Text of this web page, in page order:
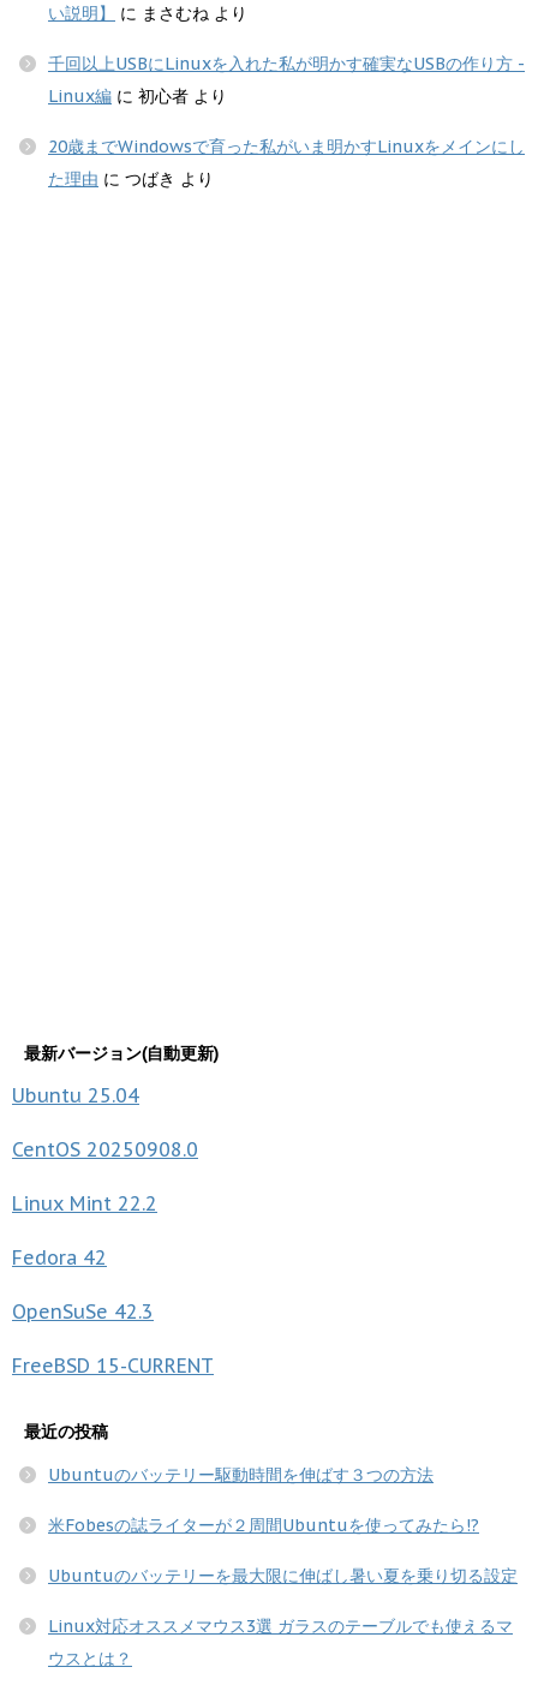
い説明】
に まさむね より
千回以上USBにLinuxを入れた私が明かす確実なUSBの作り方 -
Linux編 に 初心者 より
20歳までWindowsで育った私がいま明かすLinuxをメインにし
た理由 に つばき より
最新バージョン(自動更新)
Ubuntu 25.04
CentOS 20250908.0
Linux Mint 22.2
Fedora 42
OpenSuSe 42.3
FreeBSD 15-CURRENT
最近の投稿
Ubuntuのバッテリー駆動時間を伸ばす３つの方法
米Fobesの誌ライターが２周間Ubuntuを使ってみたら!?
Ubuntuのバッテリーを最大限に伸ばし暑い夏を乗り切る設定
Linux対応オススメマウス3選 ガラスのテーブルでも使えるマ
ウスとは？